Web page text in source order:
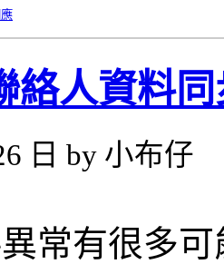
絡人資料
日 by 小布仔
常有很多